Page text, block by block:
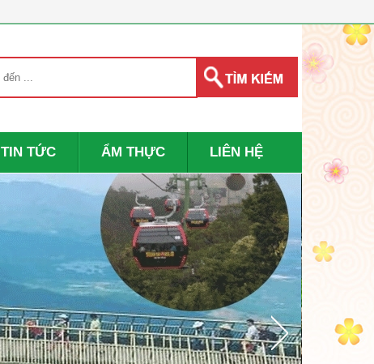
TIN TỨC ẨM THỰC LIÊN HỆ